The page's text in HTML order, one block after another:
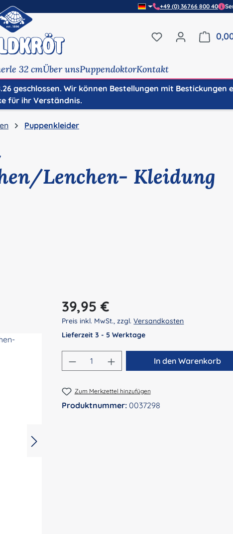
+49 (0) 36766 800 40
Du hast 0
32 cmÜber unsPuppendoktorKontakt
geschlossen. Wir können Bestellungen mit Bestickungen
für ihr Verständnis.
Puppenkleider
Lenchen- Kleidung
Regulärer Preis:
39,95 €
Preis inkl. MwSt., zzgl.Versandkosten
Lieferzeit 3 - 5 Werktage
Produkt Anzahl: Gib den
In den Warenkorb
Zum Merkzettel hinzufügen
Produktnummer:0037298